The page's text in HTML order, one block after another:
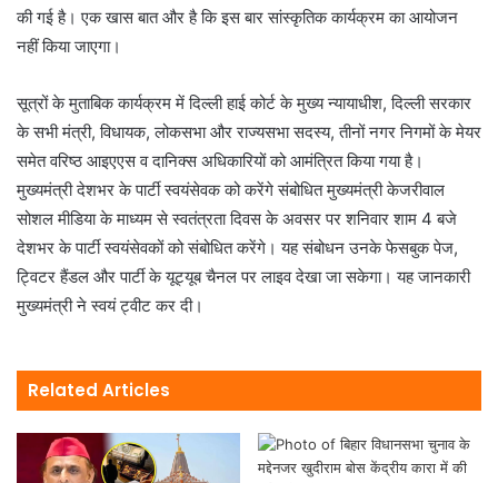
की गई है। एक खास बात और है कि इस बार सांस्कृतिक कार्यक्रम का आयोजन
नहीं किया जाएगा।
सूत्रों के मुताबिक कार्यक्रम में दिल्ली हाई कोर्ट के मुख्य न्यायाधीश, दिल्ली सरकार
के सभी मंत्री, विधायक, लोकसभा और राज्यसभा सदस्य, तीनों नगर निगमों के मेयर
समेत वरिष्ठ आइएएस व दानिक्स अधिकारियों को आमंत्रित किया गया है।
मुख्यमंत्री देशभर के पार्टी स्वयंसेवक को करेंगे संबोधित मुख्यमंत्री केजरीवाल
सोशल मीडिया के माध्यम से स्वतंत्रता दिवस के अवसर पर शनिवार शाम 4 बजे
देशभर के पार्टी स्वयंसेवकों को संबोधित करेंगे। यह संबोधन उनके फेसबुक पेज,
ट्विटर हैंडल और पार्टी के यूट्यूब चैनल पर लाइव देखा जा सकेगा। यह जानकारी
मुख्यमंत्री ने स्वयं ट्वीट कर दी।
Related Articles